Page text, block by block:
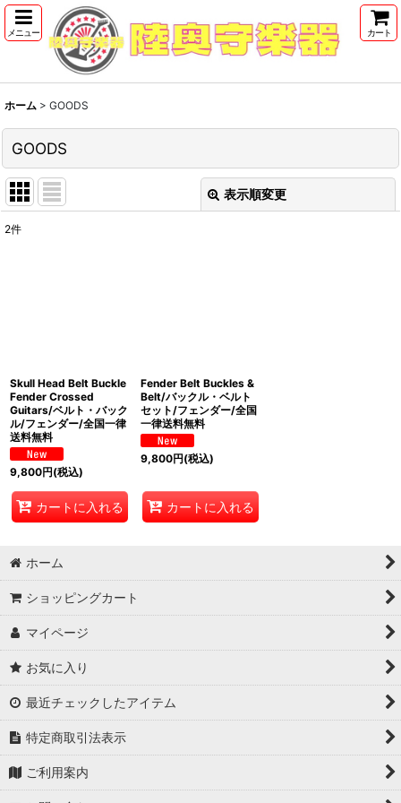
メニュー カート
ホーム > GOODS
GOODS
表示順変更
絞り込む
2件
Skull Head Belt Buckle
Fender Crossed
Guitars/ベルト・バック
ル/フェンダー/全国一律
送料無料
9,800円(税込)
カートに入れる
Fender Belt Buckles &
Belt/バックル・ベルト
セット/フェンダー/全国
一律送料無料
9,800円(税込)
カートに入れる
ホーム
ショッピングカート
マイページ
お気に入り
最近チェックしたアイテム
特定商取引法表示
ご利用案内